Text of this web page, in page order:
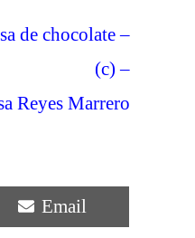
de chocolate –
(c) –
Reyes Marrero
Compartir
en
Email